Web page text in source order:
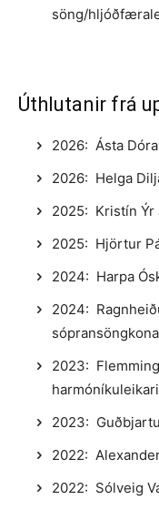
söng/
Úthlutanir frá
2026: Ásta
2026: Helga
2025: Kristín
2025: Hjörtur
2024: Harpa
2024:
2023:
harmóníkuleikari
2023:
2022:
2022: Sólveig